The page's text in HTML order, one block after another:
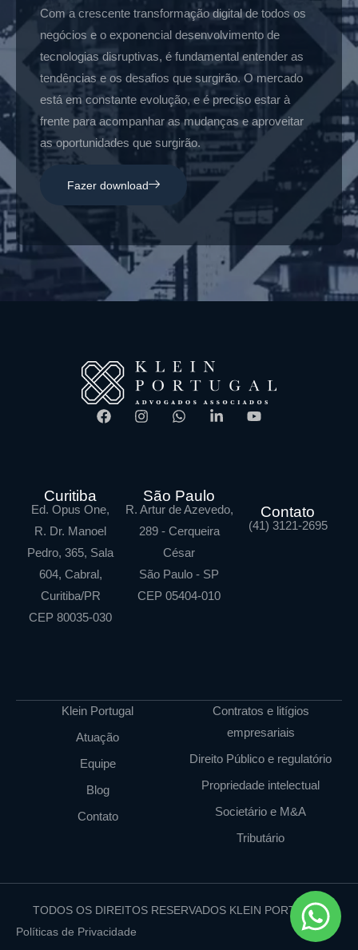
Com a crescente transformação digital de todos os
negócios e o exponencial desenvolvimento de
tecnologias disruptivas, é fundamental entender as
tendências e os desafios que surgirão. O mercado
está em constante evolução, e é preciso estar à
frente para acompanhar as mudanças e aproveitar
as oportunidades que surgirão.
Fazer download
Curitiba
Ed. Opus One,
R. Dr. Manoel
Pedro, 365, Sala
604, Cabral,
Curitiba/PR
CEP 80035-030
São Paulo
R. Artur de Azevedo,
289 - Cerqueira
César
São Paulo - SP
CEP 05404-010
Contato
(41) 3121-2695
Klein Portugal
Atuação
Equipe
Blog
Contato
Contratos e litígios
empresariais
Direito Público e regulatório
Propriedade intelectual
Societário e M&A
Tributário
TODOS OS DIREITOS RESERVADOS KLEIN PORTUGAL
Políticas de Privacidade